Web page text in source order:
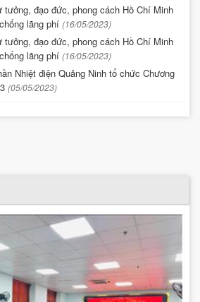
tưởng, đạo đức, phong cách Hồ Chí Minh
lãng phí (16/05/2023)
tưởng, đạo đức, phong cách Hồ Chí Minh
lãng phí (16/05/2023)
Nhiệt điện Quảng Ninh tổ chức Chương
(05/05/2023)